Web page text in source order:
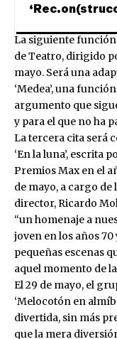
La siguiente
de Teatro, dirigido
mayo. Será una
‘Medea’, una
argumento que
y para el que no ha
La tercera cita será
‘En la luna’, escrita
Premios Max en el
de mayo, a cargo
director, Ricardo
“un homenaje a
joven en los años
pequeñas escenas
aquel momento de
El 29 de mayo, el
‘Melocotón en
divertida, sin más
que la mera